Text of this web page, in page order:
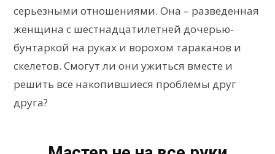
серьезными отношениями. Она – разведенная
женщина с шестнадцатилетней дочерью-
бунтаркой на руках и ворохом тараканов и
скелетов. Смогут ли они ужиться вместе и
решить все накопившиеся проблемы друг
друга?